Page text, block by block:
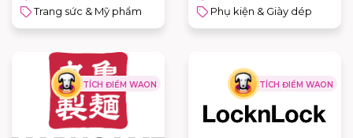
Trang sức & Mỹ phẩm
Phụ kiện & Giày dép
TÍCH ĐIỂM WAON TÍCH ĐIỂM WAON